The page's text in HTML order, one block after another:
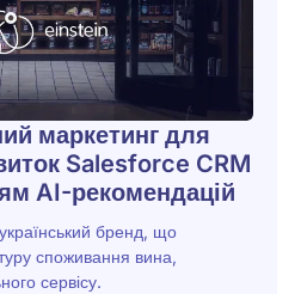
маркетинг для
Salesforce CRM
AI-рекомендацій
бренд, що
споживання вина,
сервісу.